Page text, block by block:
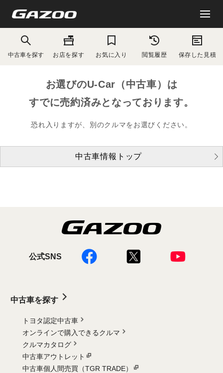
中古車を探す お店を探す お気に入り 閲覧履歴 保存した見積
お選びのU-Car（中古車）は
すでに売約済みとなっております。
恐れ入りますが、別のクルマをお選びください。
中古車情報トップ
公式SNS
中古車を探す
トヨタ認定中古車
オンラインで購入できるクルマ
クルマカタログ
中古車アウトレット
中古車個人間売買（TGR TRADE）